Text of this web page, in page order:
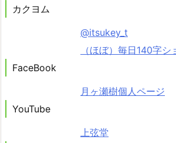
カクヨム
@itsukey_t
（ほぼ）毎日140字シ
FaceBook
月ヶ瀬樹個人ページ
YouTube
上弦堂